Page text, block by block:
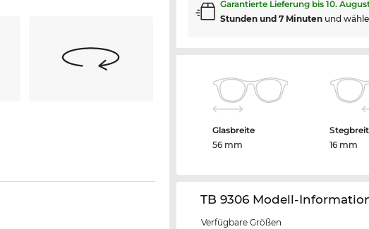
Garantierte Lieferung bis10.
Stunden und 7 Minuten und
Glasbreite
56 mm
16 mm
TB 9306 Modell-
Verfügbare Größen